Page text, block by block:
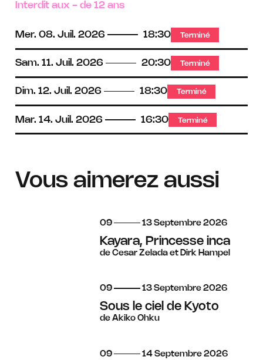
Interdit aux - de 12 ans
Mer. 08. Juil. 2026 18:30 Terminé
Sam. 11. Juil. 2026 20:30 Terminé
Dim. 12. Juil. 2026 18:30 Terminé
Mar. 14. Juil. 2026 16:30 Terminé
Vous aimerez aussi
du
09 au
13 septembre
Septembre 2026
Kayara, Princesse inca
de Cesar Zelada et Dirk Hampel
du
09 au
13 septembre
Septembre 2026
Sous le ciel de Kyoto
de Akiko Ohku
du
09 au
14 septembre
Septembre 2026